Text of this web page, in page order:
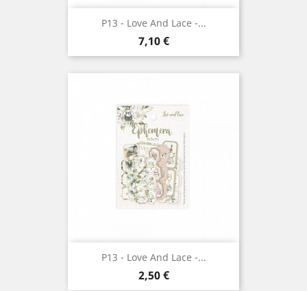
P13 - Love And Lace -...
Prix
7,10 €
P13 - Love And Lace -...
Prix
2,50 €